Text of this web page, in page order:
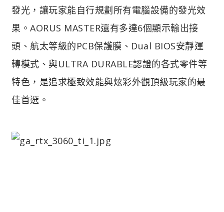
發光，讓玩家能自行規劃所有電腦設備的發光效
果。AORUS MASTER還有多達6個顯示輸出接
頭、航太等級的PCB保護膜、Dual BIOS安靜運
轉模式、與ULTRA DURABLE認證的各式零件等
特色，是追求極致效能與炫彩外觀頂級玩家的最
佳首選。